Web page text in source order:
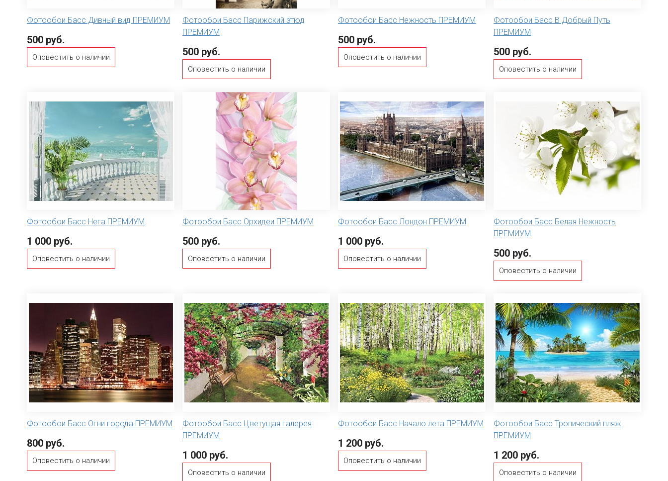
Фотообои Басс Дивный вид ПРЕМИУМ
500 руб.
Оповестить о наличии
Фотообои Басс Парижский этюд
ПРЕМИУМ
500 руб.
Оповестить о наличии
Фотообои Басс Нежность ПРЕМИУМ
500 руб.
Оповестить о наличии
Фотообои Басс В Добрый Путь
ПРЕМИУМ
500 руб.
Оповестить о наличии
Фотообои Басс Нега ПРЕМИУМ
1 000 руб.
Оповестить о наличии
Фотообои Басс Орхидеи ПРЕМИУМ
500 руб.
Оповестить о наличии
Фотообои Басс Лондон ПРЕМИУМ
1 000 руб.
Оповестить о наличии
Фотообои Басс Белая Нежность
ПРЕМИУМ
500 руб.
Оповестить о наличии
Фотообои Басс Огни города ПРЕМИУМ
800 руб.
Оповестить о наличии
Фотообои Басс Цветущая галерея
ПРЕМИУМ
1 000 руб.
Оповестить о наличии
Фотообои Басс Начало лета ПРЕМИУМ
1 200 руб.
Оповестить о наличии
Фотообои Басс Тропический пляж
ПРЕМИУМ
1 200 руб.
Оповестить о наличии